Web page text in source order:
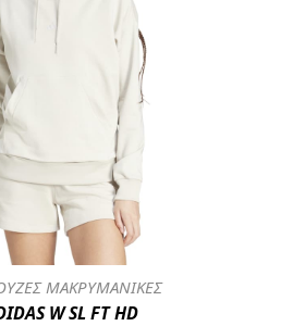
ΜΑΚΡΥΜΑΝΙΚΕΣ
W SL FT HD